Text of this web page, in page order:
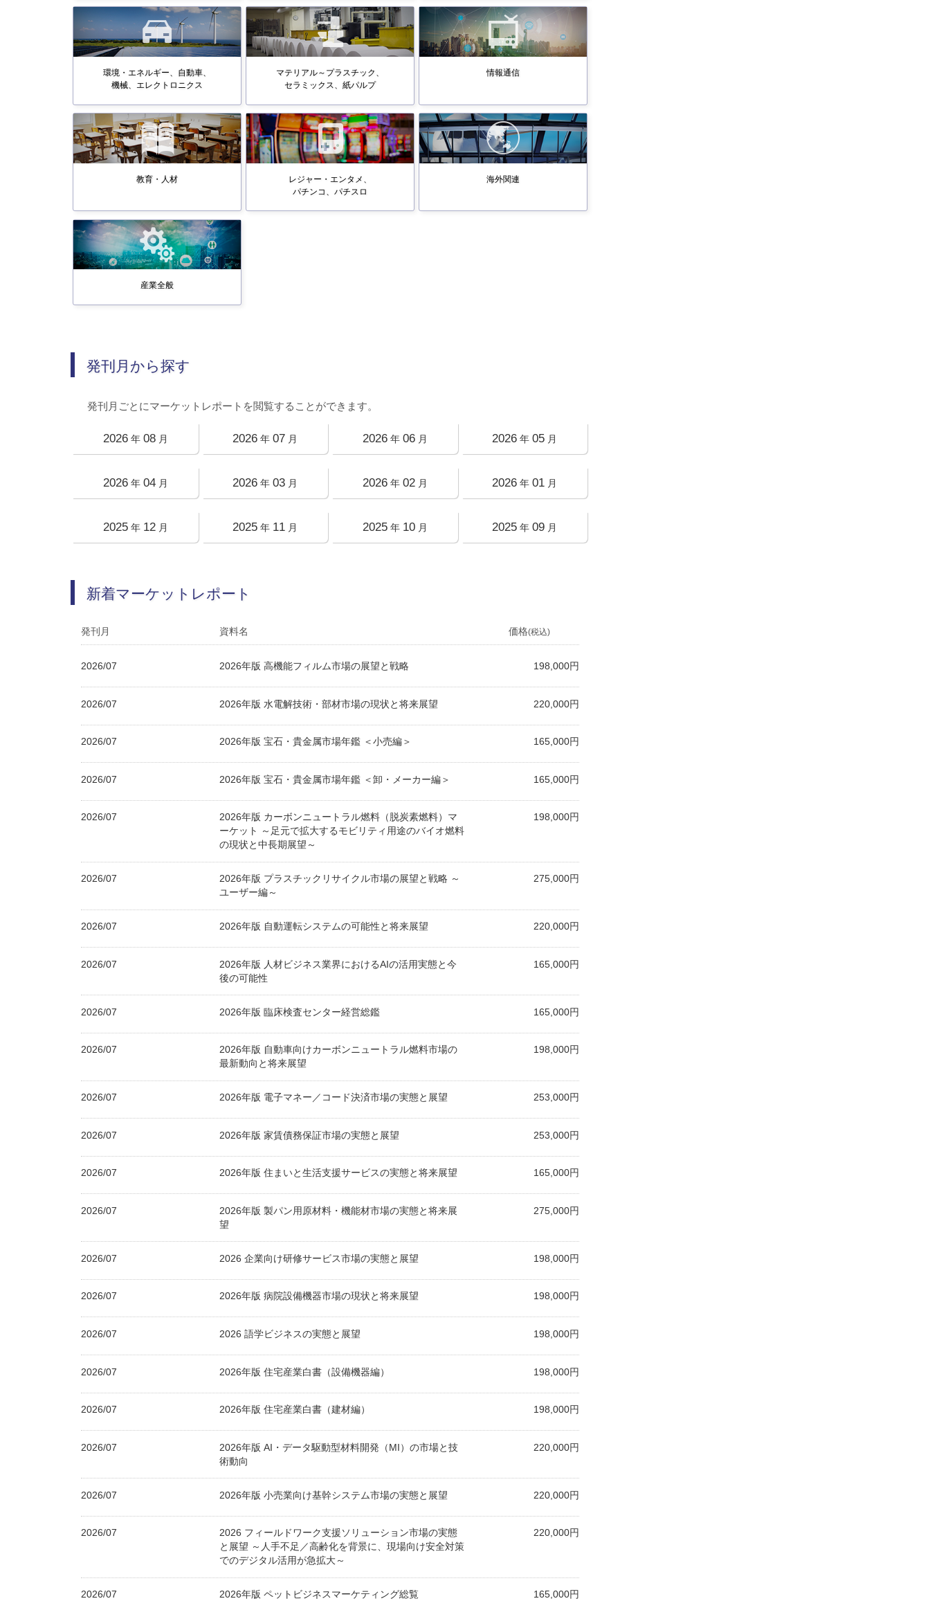
環境・エネルギー、自動車、
機械、エレクトロニクス
マテリアル～プラスチック、
セラミックス、紙パルプ
情報通信
教育・人材
レジャー・エンタメ、
パチンコ、パチスロ
海外関連
産業全般
発刊月から探す
発刊月ごとにマーケットレポートを閲覧することができます。
2026年 08月 2026 年 07 月 2026年 06月 2026 年 05 月
2026年 04月 2026 年 03 月 2026年 02月 2026 年 01 月
2025年 12月 2025 年 11 月 2025年 10月 2025 年 09 月
新着マーケットレポート
発刊月 資料名 価格(税込)
2026/07 2026年版 高機能フィルム市場の展望と戦略 198,000円
2026/07 2026年版 水電解技術・部材市場の現状と将来展望 220,000円
2026/07 2026年版 宝石・貴金属市場年鑑 ＜小売編＞ 165,000円
2026/07 2026年版 宝石・貴金属市場年鑑 ＜卸・メーカー編＞ 165,000円
2026/07
2026年版 カーボンニュートラル燃料（脱炭素燃料）マ
ーケット ～足元で拡大するモビリティ用途のバイオ燃料
の現状と中長期展望～
198,000円
2026/07
2026年版 プラスチックリサイクル市場の展望と戦略 ～
ユーザー編～
275,000円
2026/07 2026年版 自動運転システムの可能性と将来展望 220,000円
2026/07
2026年版 人材ビジネス業界におけるAIの活用実態と今
後の可能性
165,000円
2026/07 2026年版 臨床検査センター経営総鑑 165,000円
2026/07
2026年版 自動車向けカーボンニュートラル燃料市場の
最新動向と将来展望
198,000円
2026/07 2026年版 電子マネー／コード決済市場の実態と展望 253,000円
2026/07 2026年版 家賃債務保証市場の実態と展望 253,000円
2026/07 2026年版 住まいと生活支援サービスの実態と将来展望 165,000円
2026/07
2026年版 製パン用原材料・機能材市場の実態と将来展
望
275,000円
2026/07 2026 企業向け研修サービス市場の実態と展望 198,000円
2026/07 2026年版 病院設備機器市場の現状と将来展望 198,000円
2026/07 2026 語学ビジネスの実態と展望 198,000円
2026/07 2026年版 住宅産業白書（設備機器編） 198,000円
2026/07 2026年版 住宅産業白書（建材編） 198,000円
2026/07
2026年版 AI・データ駆動型材料開発（MI）の市場と技
術動向
220,000円
2026/07 2026年版 小売業向け基幹システム市場の実態と展望 220,000円
2026/07
2026 フィールドワーク支援ソリューション市場の実態
と展望 ～人手不足／高齢化を背景に、現場向け安全対策
でのデジタル活用が急拡大～
220,000円
2026/07 2026年版 ペットビジネスマーケティング総覧 165,000円